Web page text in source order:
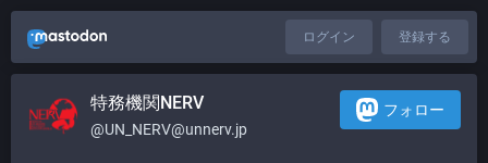
ログイン 登録する
特務機関NERV
@UN_NERV@unnerv.jp
フォロー